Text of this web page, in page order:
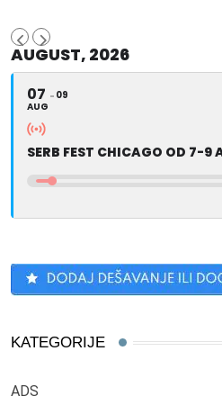
AUGUST, 2026
07
AUG
09
SERB FEST CHICAGO OD 7-9
KATEGORIJE
ADS